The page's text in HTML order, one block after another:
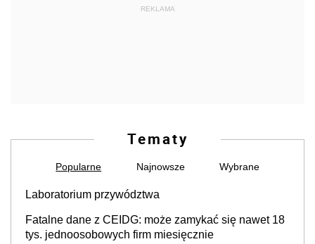
REKLAMA
Tematy
Popularne Najnowsze Wybrane
Laboratorium przywództwa
Fatalne dane z CEIDG: może zamykać się nawet 18
tys. jednoosobowych firm miesięcznie